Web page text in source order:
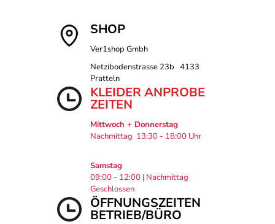
SHOP
Ver1shop Gmbh
Netzibodenstrasse 23b 4133
Pratteln
KLEIDER ANPROBE
ZEITEN
Mittwoch + Donnerstag
Nachmittag 13:30 - 18:00 Uhr
Samstag
09:00 - 12:00 | Nachmittag
Geschlossen
ÖFFNUNGSZEITEN
BETRIEB/BÜRO